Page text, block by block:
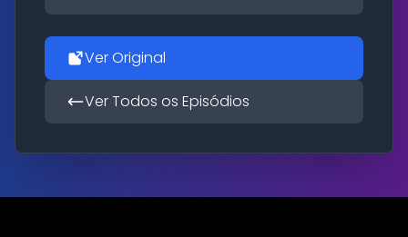
Ver Original
Ver Todos os Episódios